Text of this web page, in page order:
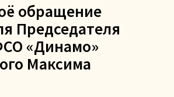
обращение
Председателя
«Динамо»
Максима